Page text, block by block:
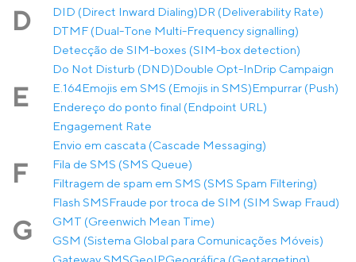
D DID (Direct Inward Dialing)DR (Deliverability Rate)
DTMF (Dual-Tone Multi-Frequency signalling)
Detecção de SIM-boxes (SIM-box detection)
Do Not Disturb (DND)Double Opt-InDrip Campaign
E E.164Emojis em SMS (Emojis in SMS)Empurrar (Push)
Endereço do ponto final (Endpoint URL)
Engagement Rate
Envio em cascata (Cascade Messaging)
F
Fila de SMS (SMS Queue)
Filtragem de spam em SMS (SMS Spam Filtering)
Flash SMSFraude por troca de SIM (SIM Swap Fraud)
G
GMT (Greenwich Mean Time)
GSM (Sistema Global para Comunicações Móveis)
Gateway SMSGeoIPGeográfica (Geotargeting)